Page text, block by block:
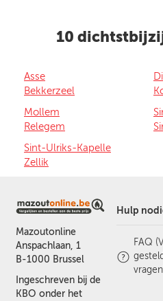
10
Asse
Bekkerzeel
Mollem
Relegem
Sint-Ulriks-Kapelle
Zellik
Mazoutonline
Anspachlaan, 1
B-1000 Brussel
Ingeschreven bij de
KBO onder het
Hulp
FAQ